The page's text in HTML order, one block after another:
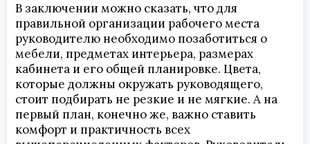
В заключении можно сказать, что для
правильной организации рабочего места
руководителю необходимо позаботиться о
мебели, предметах интерьера, размерах
кабинета и его общей планировке. Цвета,
которые должны окружать руководящего,
стоит подбирать не резкие и не мягкие. А на
первый план, конечно же, важно ставить
комфорт и практичность всех